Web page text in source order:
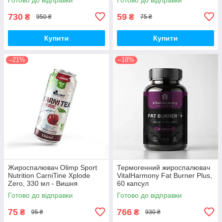
730 ₴ 950 ₴
Купити
59 ₴ 75 ₴
Купити
–21%
Жироспалювач Olimp Sport
Nutrition CarniTine Xplode
Zero, 330 мл - Вишня
Готово до відправки
75 ₴ 95 ₴
–18%
Термогенний жироспалювач
VitalHarmony Fat Burner Plus,
60 капсул
Готово до відправки
766 ₴ 930 ₴